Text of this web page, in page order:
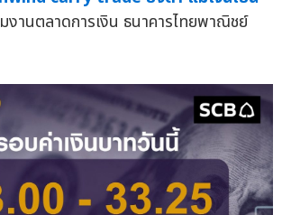
านตลาดการเงิน ธนาคารไทยพาณิชย์